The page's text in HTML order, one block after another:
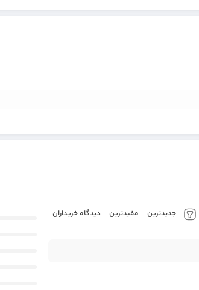
جدیدترین مفیدترین دیدگاه خریداران